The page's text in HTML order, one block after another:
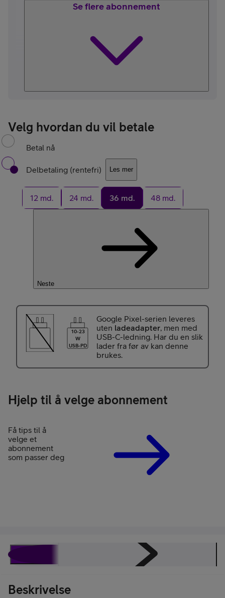
Se flere abonnement
Velg hvordan du vil betale
Betal nå
Delbetaling (rentefri) Les mer
12 md. 24 md. 36 md. 48 md.
Neste
10-23
W
USB-PD
Google Pixel-serien leveres
uten ladeadapter, men med
USB-C-ledning. Har du en slik
lader fra før av kan denne
brukes.
Hjelp til å velge abonnement
Få tips til å
velge et
abonnement
som passer deg
Energimerking
Beskrivelse